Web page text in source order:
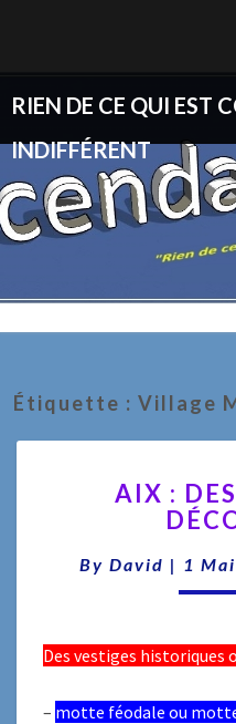
RIEN DE CE QUI EST
INDIFFÉRENT
Étiquette : Village
AIX :
By David | 1
Des vestiges historiques
– motte féodale ou